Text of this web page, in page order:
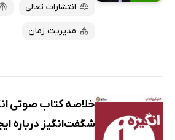
انتشارات تعالی
مدیریت زمان
خلاصه کتاب صوتی
شگفت‌انگیز درباره